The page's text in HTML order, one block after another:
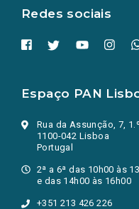
Redes sociais
Espaço PAN
Rua da Assunção, 7,
1100-042 Lisboa
Portugal
2ª a 6ª das 10h00 às
e das 14h00 às 16h00
+351 213 426 226